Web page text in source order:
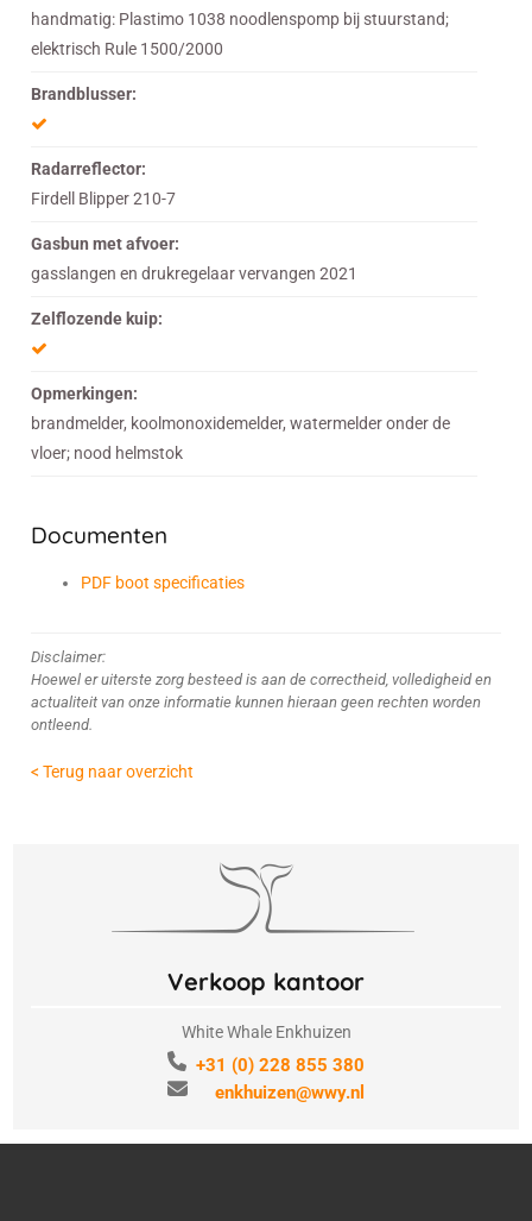
handmatig: Plastimo 1038 noodlenspomp bij stuurstand;
elektrisch Rule 1500/2000
Brandblusser:
Radarreflector:
Firdell Blipper 210-7
Gasbun met afvoer:
gasslangen en drukregelaar vervangen 2021
Zelflozende kuip:
Opmerkingen:
brandmelder, koolmonoxidemelder, watermelder onder de
vloer; nood helmstok
Documenten
PDF boot specificaties
Disclaimer:
Hoewel er uiterste zorg besteed is aan de correctheid, volledigheid en
actualiteit van onze informatie kunnen hieraan geen rechten worden
ontleend.
< Terug naar overzicht
Verkoop kantoor
White Whale Enkhuizen
+31 (0) 228 855 380
enkhuizen@wwy.nl